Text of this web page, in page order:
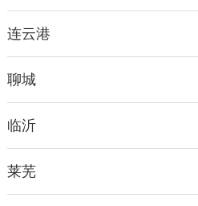
连云港
聊城
临沂
莱芜